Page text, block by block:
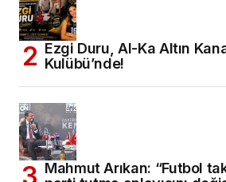
Ezgi Duru, Al-Ka Altın
Kulübü’nde!
Mahmut Arıkan: “Futbol